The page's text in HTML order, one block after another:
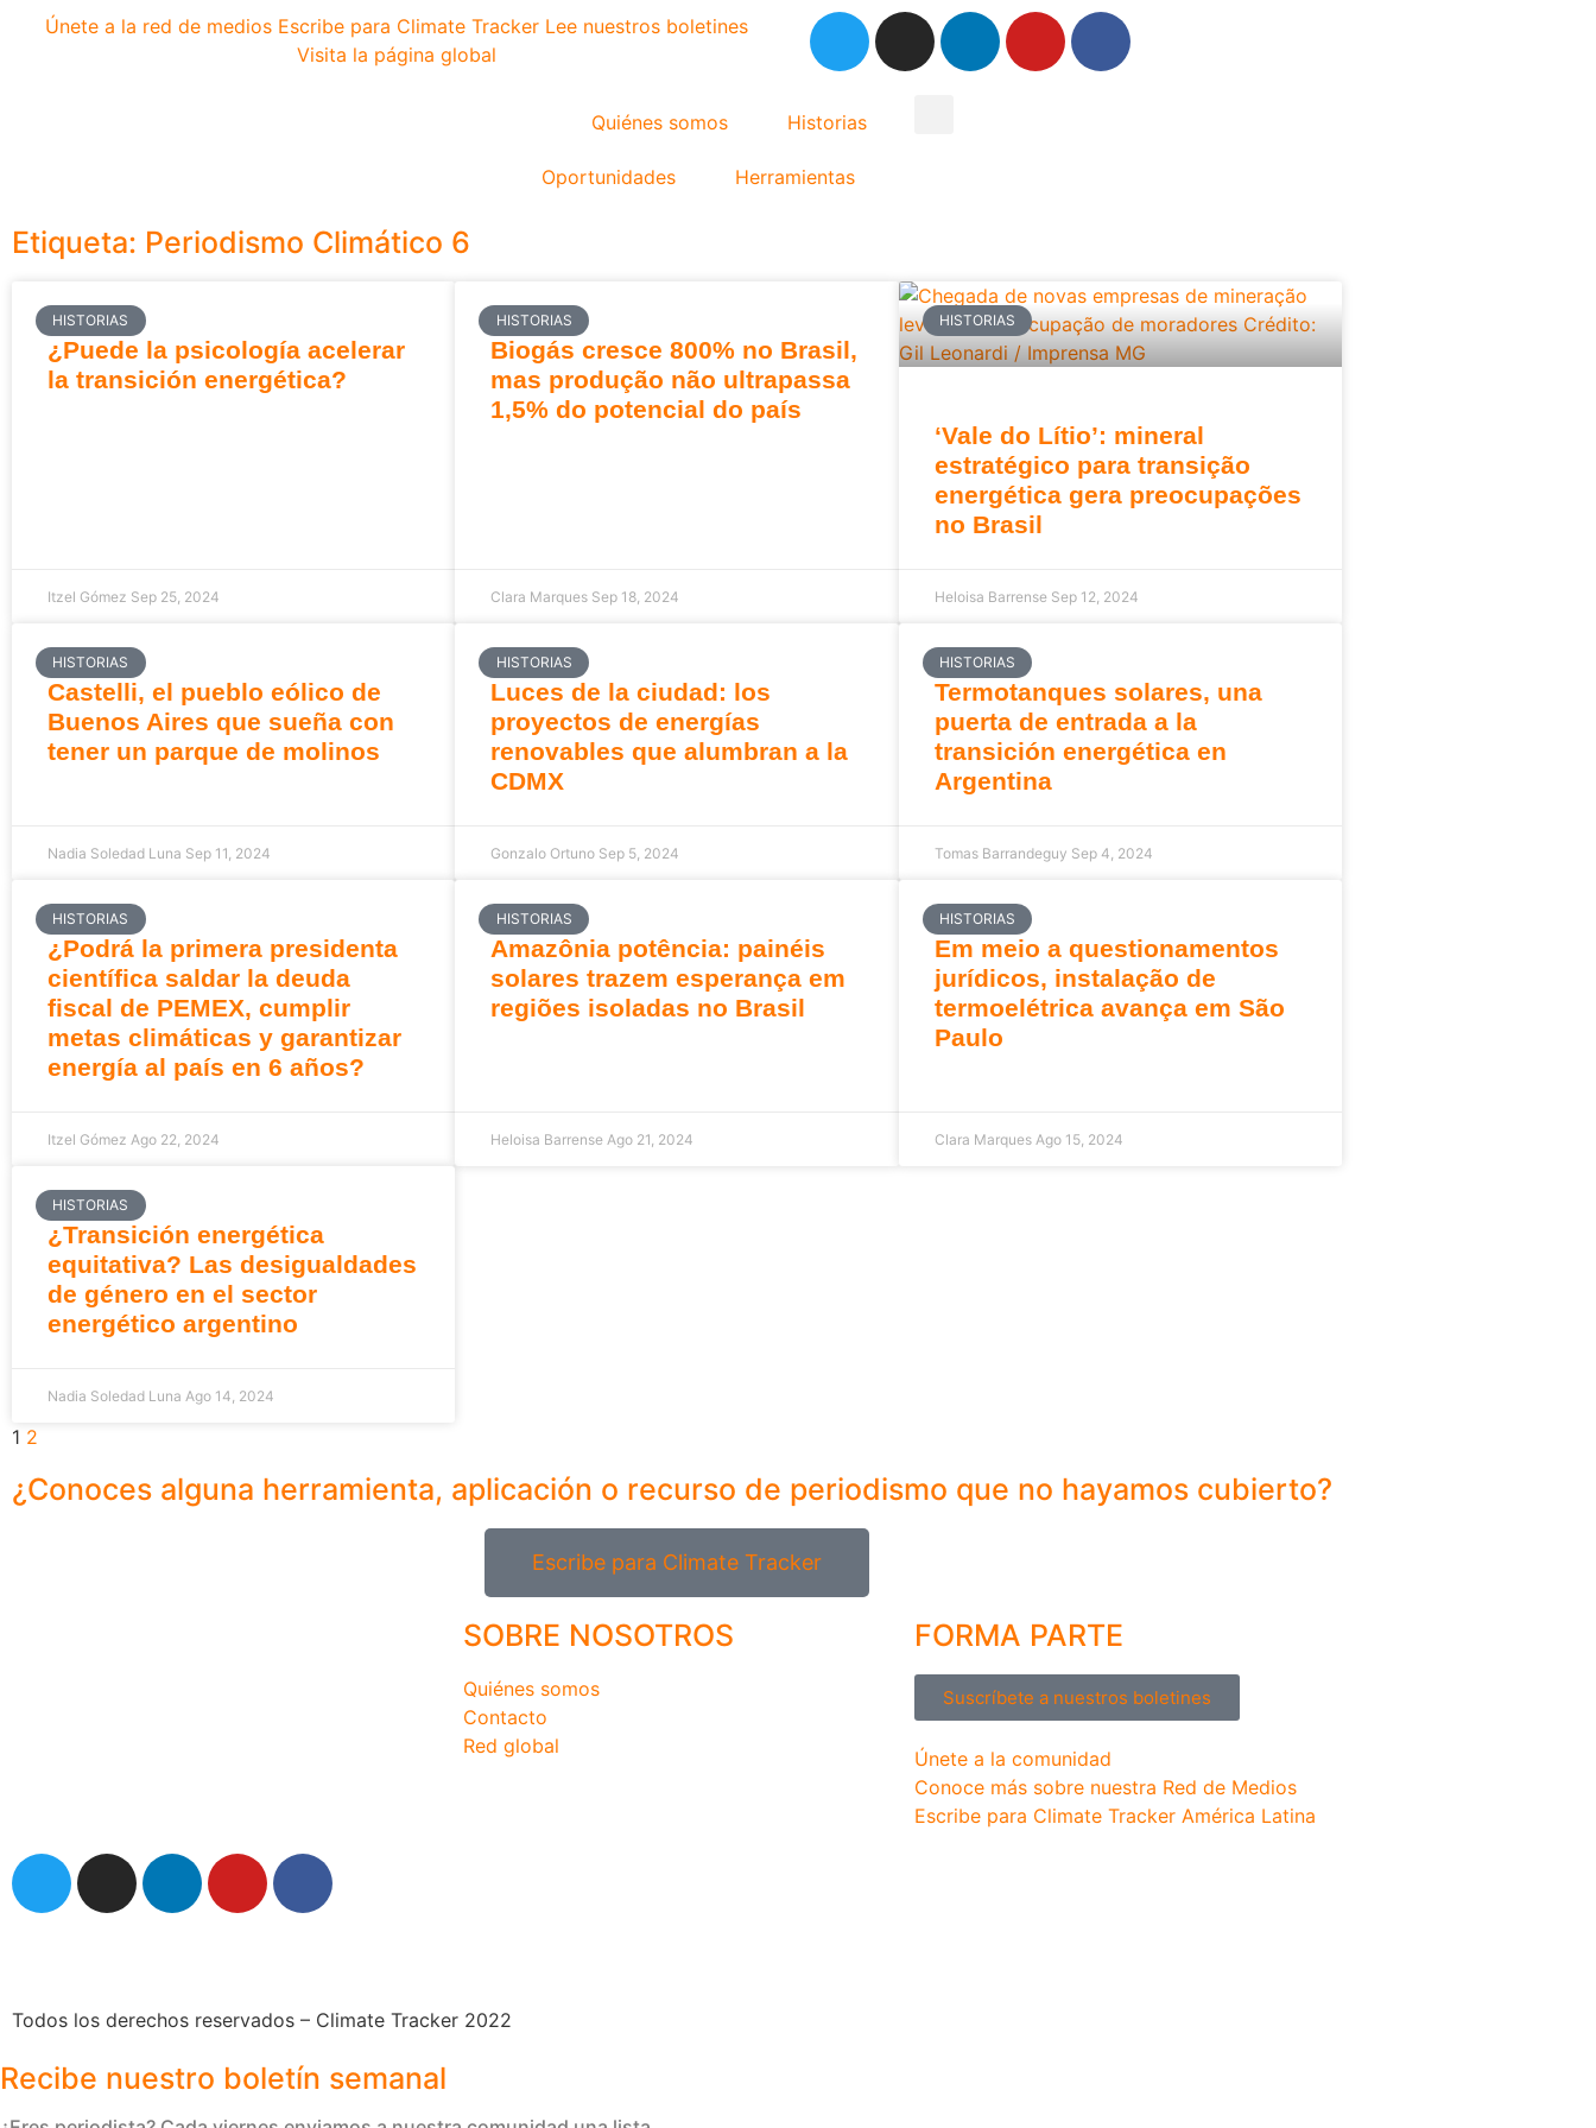
Únete a la red de medios Escribe para Climate Tracker Lee nuestros boletines
Visita la página global
Quiénes somos Historias
Oportunidades Herramientas
Etiqueta: Periodismo Climático 6
HISTORIAS
¿Puede la psicología acelerar
la transición energética?
Itzel Gómez Sep 25, 2024
HISTORIAS
Biogás cresce 800% no Brasil,
mas produção não ultrapassa
1,5% do potencial do país
Clara Marques Sep 18, 2024
HISTORIAS
‘Vale do Lítio’: mineral
estratégico para transição
energética gera preocupações
no Brasil
Heloisa Barrense Sep 12, 2024
HISTORIAS
Castelli, el pueblo eólico de
Buenos Aires que sueña con
tener un parque de molinos
Nadia Soledad Luna Sep 11, 2024
HISTORIAS
Luces de la ciudad: los
proyectos de energías
renovables que alumbran a la
CDMX
Gonzalo Ortuno Sep 5, 2024
HISTORIAS
Termotanques solares, una
puerta de entrada a la
transición energética en
Argentina
Tomas Barrandeguy Sep 4, 2024
HISTORIAS
¿Podrá la primera presidenta
científica saldar la deuda
fiscal de PEMEX, cumplir
metas climáticas y garantizar
energía al país en 6 años?
Itzel Gómez Ago 22, 2024
HISTORIAS
Amazônia potência: painéis
solares trazem esperança em
regiões isoladas no Brasil
Heloisa BarrenseAgo 21, 2024
HISTORIAS
Em meio a questionamentos
jurídicos, instalação de
termoelétrica avança em São
Paulo
Clara Marques Ago 15, 2024
HISTORIAS
¿Transición energética
equitativa? Las desigualdades
de género en el sector
energético argentino
Nadia Soledad Luna Ago 14, 2024
1 2
¿Conoces alguna herramienta, aplicación o recurso de periodismo que no hayamos cubierto?
Escribe para Climate Tracker
SOBRE NOSOTROS
Quiénes somos
Contacto
Red global
FORMA PARTE
Suscríbete a nuestros boletines
Únete a la comunidad
Conoce más sobre nuestra Red de Medios
Escribe para Climate Tracker América Latina
Todos los derechos reservados – Climate Tracker 2022
Recibe nuestro boletín semanal